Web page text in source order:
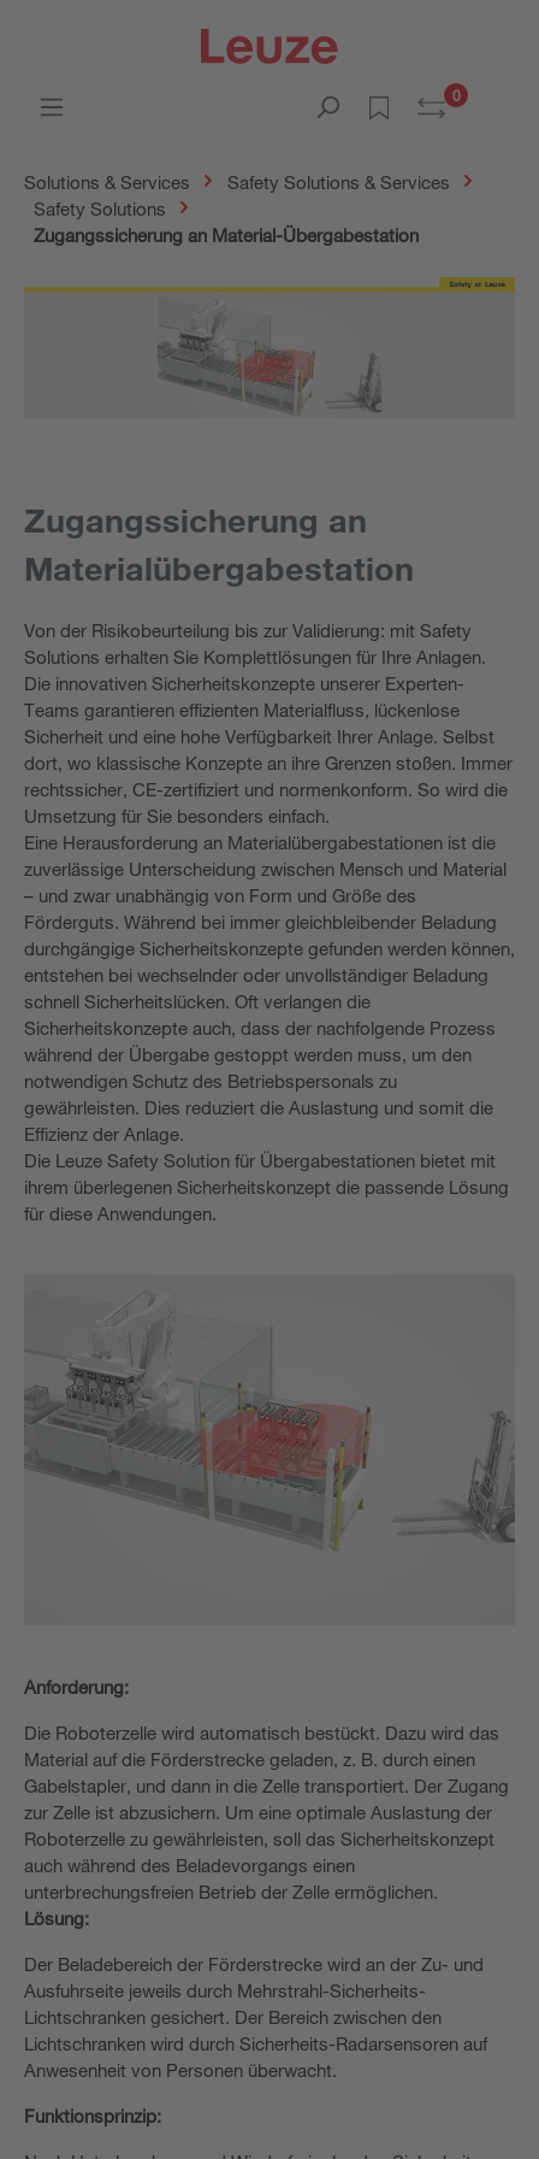
0
Solutions & Services
Safety Solutions & Services
Safety Solutions
Zugangssicherung an Material-Übergabestation
Zugangssicherung an
Materialübergabestation
Von der Risikobeurteilung bis zur Validierung: mit Safety
Solutions erhalten Sie Komplettlösungen für Ihre Anlagen.
Die innovativen Sicherheitskonzepte unserer Experten-
Teams garantieren effizienten Materialfluss, lückenlose
Sicherheit und eine hohe Verfügbarkeit Ihrer Anlage. Selbst
dort, wo klassische Konzepte an ihre Grenzen stoßen. Immer
rechtssicher, CE-zertifiziert und normenkonform. So wird die
Umsetzung für Sie besonders einfach.
Eine Herausforderung an Materialübergabestationen ist die
zuverlässige Unterscheidung zwischen Mensch und Material
– und zwar unabhängig von Form und Größe des
Förderguts. Während bei immer gleichbleibender Beladung
durchgängige Sicherheitskonzepte gefunden werden können,
entstehen bei wechselnder oder unvollständiger Beladung
schnell Sicherheitslücken. Oft verlangen die
Sicherheitskonzepte auch, dass der nachfolgende Prozess
während der Übergabe gestoppt werden muss, um den
notwendigen Schutz des Betriebspersonals zu
gewährleisten. Dies reduziert die Auslastung und somit die
Effizienz der Anlage.
Die Leuze Safety Solution für Übergabestationen bietet mit
ihrem überlegenen Sicherheitskonzept die passende Lösung
für diese Anwendungen.
Anforderung:
Die Roboterzelle wird automatisch bestückt. Dazu wird das
Material auf die Förderstrecke geladen, z. B. durch einen
Gabelstapler, und dann in die Zelle transportiert. Der Zugang
zur Zelle ist abzusichern. Um eine optimale Auslastung der
Roboterzelle zu gewährleisten, soll das Sicherheitskonzept
auch während des Beladevorgangs einen
unterbrechungsfreien Betrieb der Zelle ermöglichen.
Lösung:
Der Beladebereich der Förderstrecke wird an der Zu- und
Ausfuhrseite jeweils durch Mehrstrahl-Sicherheits-
Lichtschranken gesichert. Der Bereich zwischen den
Lichtschranken wird durch Sicherheits-Radarsensoren auf
Anwesenheit von Personen überwacht.
Funktionsprinzip: